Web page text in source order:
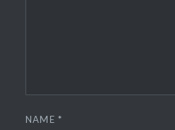
NAME*